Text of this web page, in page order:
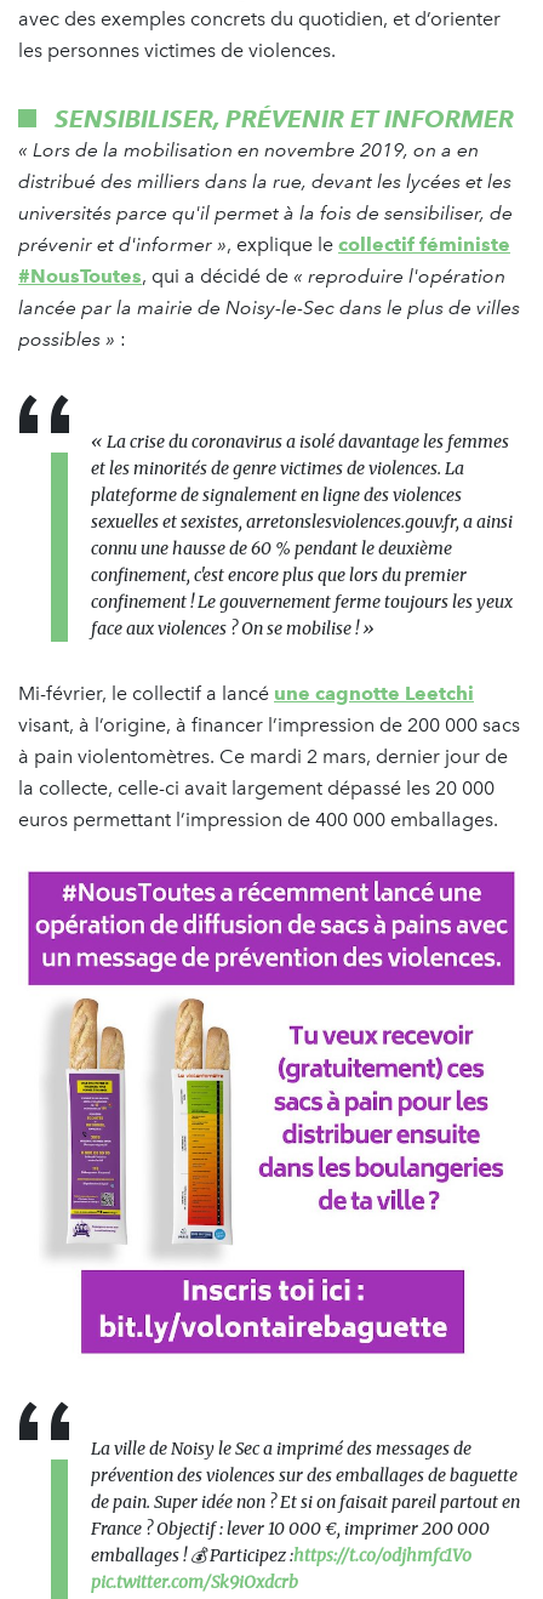
avec des exemples concrets du quotidien, et d’orienter
les personnes victimes de violences.
SENSIBILISER, PRÉVENIR ET INFORMER
« Lors de la mobilisation en novembre 2019, on a en
distribué des milliers dans la rue, devant les lycées et les
universités parce qu'il permet à la fois de sensibiliser, de
prévenir et d'informer », explique le collectif féministe
#NousToutes, qui a décidé de « reproduire l'opération
lancée par la mairie de Noisy-le-Sec dans le plus de villes
possibles » :
« La crise du coronavirus a isolé davantage les femmes
et les minorités de genre victimes de violences. La
plateforme de signalement en ligne des violences
sexuelles et sexistes, arretonslesviolences.gouv.fr, a ainsi
connu une hausse de 60 % pendant le deuxième
confinement, c'est encore plus que lors du premier
confinement ! Le gouvernement ferme toujours les yeux
face aux violences ? On se mobilise ! »
Mi-février, le collectif a lancé une cagnotte Leetchi
visant, à l’origine, à financer l’impression de 200 000 sacs
à pain violentomètres. Ce mardi 2 mars, dernier jour de
la collecte, celle-ci avait largement dépassé les 20 000
euros permettant l’impression de 400 000 emballages.
La ville de Noisy le Sec a imprimé des messages de
prévention des violences sur des emballages de baguette
de pain. Super idée non ? Et si on faisait pareil partout en
France ? Objectif : lever 10 000 €, imprimer 200 000
emballages ! 💰 Participez :https://t.co/odjhmfc1Vo
pic.twitter.com/Sk9iOxdcrb